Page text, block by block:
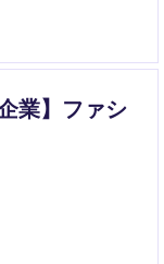
にわたる業務
業】ファシ